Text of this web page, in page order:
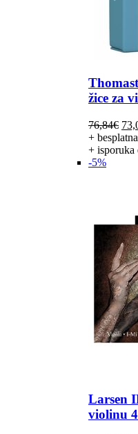
žice za
76,84€
bila
+
+ isporuka
-5%
Larsen
violinu